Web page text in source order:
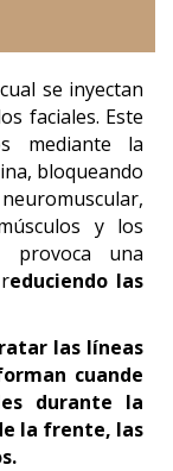
se inyectan
faciales. Este
mediante la
bloqueando
y los
provoca una
educiendo las
las líneas
cuande
durante la
la frente, las